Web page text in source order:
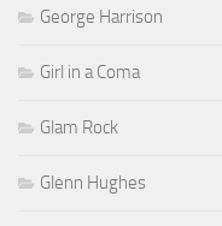
George Harrison
Girl in a Coma
Glam Rock
Glenn Hughes